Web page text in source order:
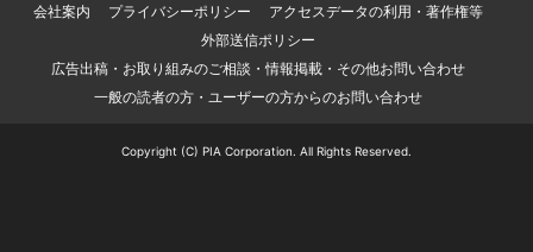
会社案内
プライバシーポリシー
アクセスデータの利用・著作権等
外部送信ポリシー
広告出稿・お取り組みのご相談・情報掲載・その他お問い合わせ
一般の読者の方・ユーザーの方からのお問い合わせ
Copyright (C) PIA Corporation. All Rights Reserved.